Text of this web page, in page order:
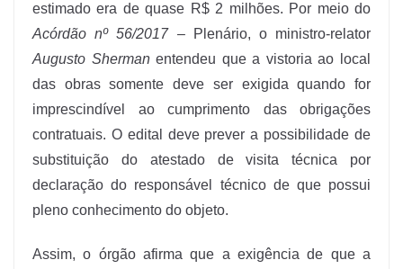
estimado era de quase R$ 2 milhões. Por meio do
Acórdão nº 56/2017– Plenário, o ministro-relator
Augusto Shermanentendeu que a vistoria ao local
das obras somente deve ser exigida quando for
imprescindível ao cumprimento das obrigações
contratuais. O edital deve prever a possibilidade de
substituição do atestado de visita técnica por
declaração do responsável técnico de que possui
pleno conhecimento do objeto.
Assim, o órgão afirma que a exigência de que a